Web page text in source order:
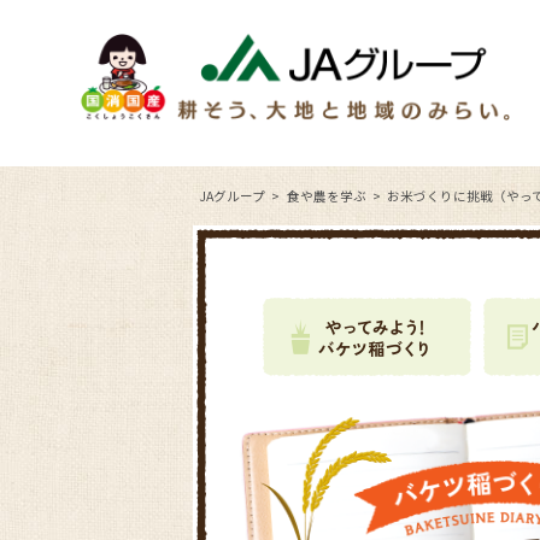
JAグループ 食や農を学ぶ お米づくりに挑戦（やっ